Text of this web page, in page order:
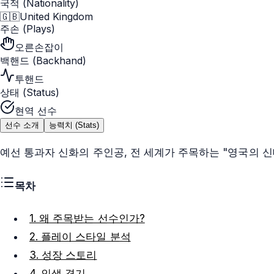
국적 (Nationality)
🇬🇧United Kingdom
주손 (Plays)
오른손잡이
백핸드 (Backhand)
투핸드
상태 (Status)
현역 선수
선수 소개 능력치 (Stats)
예선 통과자 신화의 주인공, 전 세계가 주목하는 "영국의
목차
1. 왜 주목받는 선수인가?
2. 플레이 스타일 분석
3. 성장 스토리